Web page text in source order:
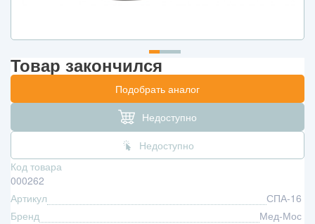
Товар закончился
Подобрать аналог
Недоступно
Недоступно
Код товара
000262
Артикул
СПА-16
Бренд
Мед-Мос